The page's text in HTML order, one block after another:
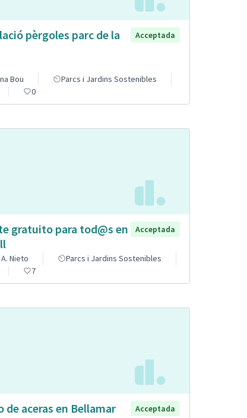
pèrgoles parc de la
Acceptada
Bou
Parcs i Jardins Sostenibles
0
gratuito para tod@s en
Acceptada
Nieto
Parcs i Jardins Sostenibles
7
de aceras en Bellamar Acceptada